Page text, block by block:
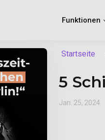
Funktionen
Startseite
5
Jan. 25, 2024